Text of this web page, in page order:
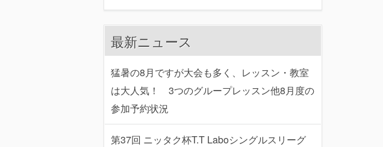
最新ニュース
猛暑の8月ですが大会も多く、レッスン・教室
は大人気！ 3つのグループレッスン他8月度の
参加予約状況
第37回 ニッタク杯T.T Laboシングルスリーグ